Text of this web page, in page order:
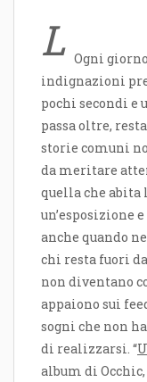
L Ogni
indignazioni
pochi secondi e
passa oltre,
storie comuni
da meritare
quella che abita
un’esposizione
anche quando
chi resta fuori
non diventano
appaiono sui
sogni che non
di realizzarsi. “
album di